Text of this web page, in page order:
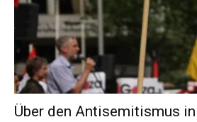
Über den Antisemitismus